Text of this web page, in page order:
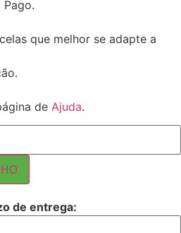
Pago.
que melhor se adapte a
de Ajuda.
de entrega: